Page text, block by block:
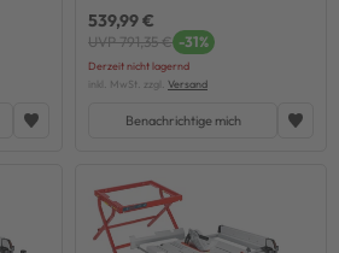
539,99 €
UVP 791,35 € -31%
Derzeit nicht lagernd
inkl. MwSt. zzgl. Versand
Benachrichtige mich